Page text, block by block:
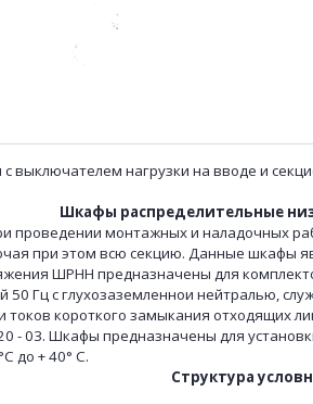
выключателем нагрузки на вводе и
Шкафы распределительные
монтажных и наладочных
при этом всю секцию. Данные шкафы
ШРНН предназначены для
Гц с глухозаземленнои нейтралью,
токов короткого замыкания отходящих
- 03. Шкафы предназначены для
до + 40° С.
Структура